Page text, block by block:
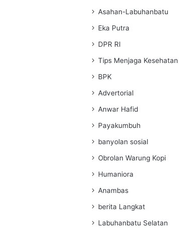
Asahan-Labuhanbatu
Eka Putra
DPR RI
Tips Menjaga Kesehatan
BPK
Advertorial
Anwar Hafid
Payakumbuh
banyolan sosial
Obrolan Warung Kopi
Humaniora
Anambas
berita Langkat
Labuhanbatu Selatan